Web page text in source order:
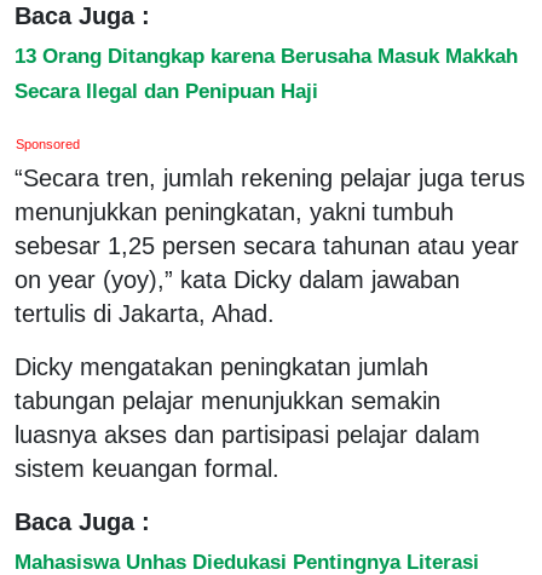
Baca Juga :
13 Orang Ditangkap karena Berusaha Masuk Makkah
Secara Ilegal dan Penipuan Haji
Sponsored
“Secara tren, jumlah rekening pelajar juga terus
menunjukkan peningkatan, yakni tumbuh
sebesar 1,25 persen secara tahunan atau year
on year (yoy),” kata Dicky dalam jawaban
tertulis di Jakarta, Ahad.
Dicky mengatakan peningkatan jumlah
tabungan pelajar menunjukkan semakin
luasnya akses dan partisipasi pelajar dalam
sistem keuangan formal.
Baca Juga :
Mahasiswa Unhas Diedukasi Pentingnya Literasi